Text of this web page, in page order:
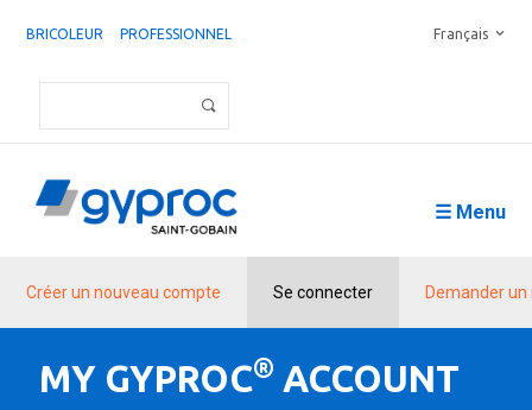
BRICOLEUR PROFESSIONNEL Français
☰ Menu
Créer un nouveau compte Se connecter Demander
MY GYPROC® ACCOUNT